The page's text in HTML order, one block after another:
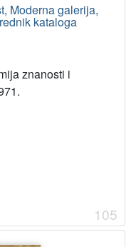
Moderna galerija,
kataloga
znanosti i
105